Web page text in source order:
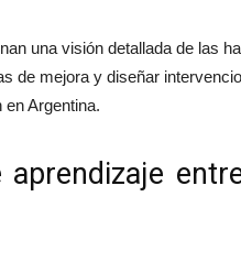
una visión detallada de las
de mejora y diseñar
Argentina.